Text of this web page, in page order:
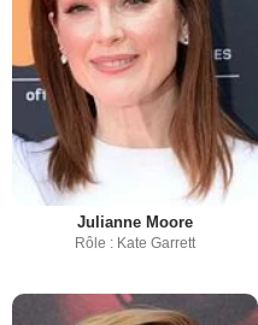
Julianne Moore
Rôle : Kate Garrett